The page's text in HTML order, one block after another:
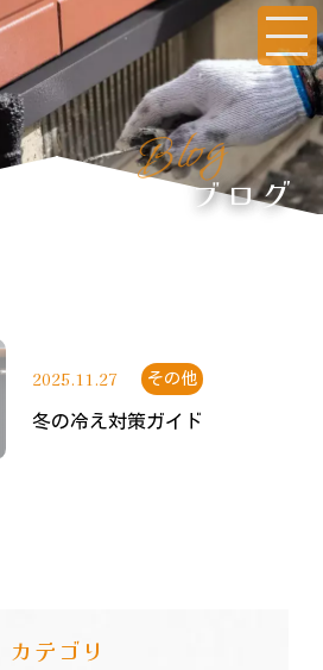
Blog
ブログ
2025.11.27 その他
冬の冷え対策ガイド
カテゴリ